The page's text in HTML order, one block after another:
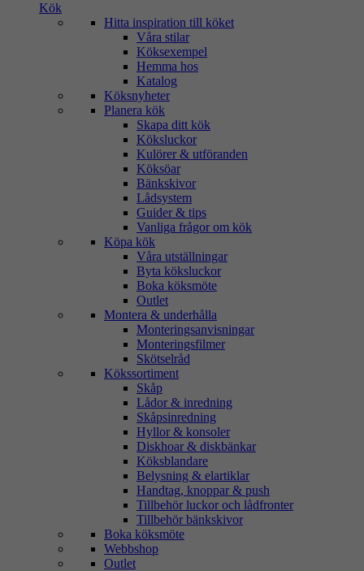
Kök
Hitta inspiration till köket
Våra stilar
Köksexempel
Hemma hos
Katalog
Köksnyheter
Planera kök
Skapa ditt kök
Köksluckor
Kulörer & utföranden
Köksöar
Bänkskivor
Lådsystem
Guider & tips
Vanliga frågor om kök
Köpa kök
Våra utställningar
Byta köksluckor
Boka köksmöte
Outlet
Montera & underhålla
Monteringsanvisningar
Monteringsfilmer
Skötselråd
Kökssortiment
Skåp
Lådor & inredning
Skåpsinredning
Hyllor & konsoler
Diskhoar & diskbänkar
Köksblandare
Belysning & elartiklar
Handtag, knoppar & push
Tillbehör luckor och lådfronter
Tillbehör bänkskivor
Boka köksmöte
Webbshop
Outlet